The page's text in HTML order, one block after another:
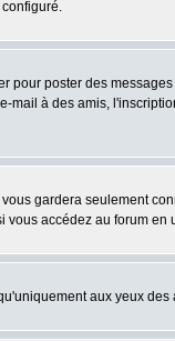
poster des
à des amis,
gardera seulement
accédez au forum
aux yeux